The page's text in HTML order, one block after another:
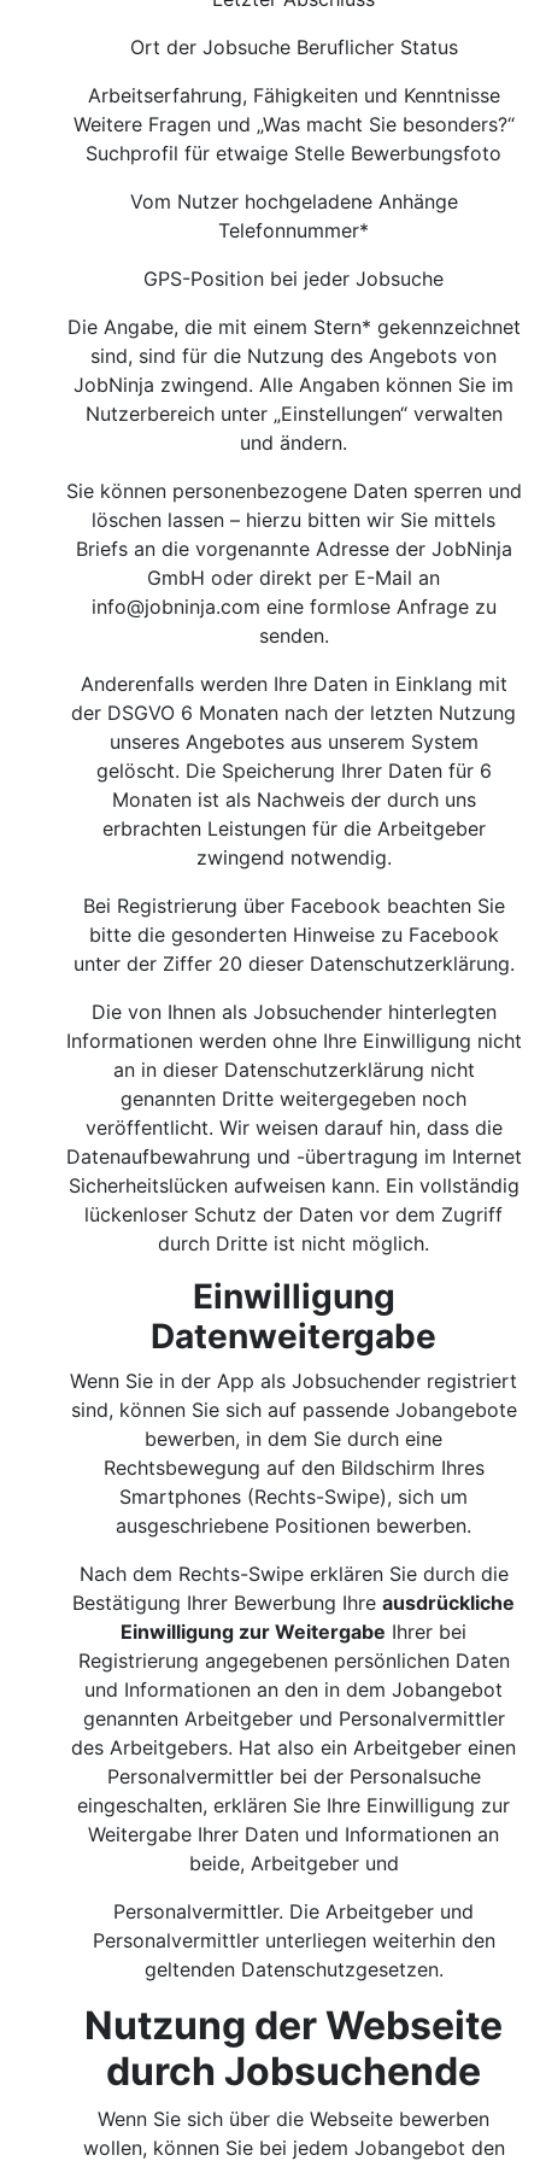
Ort der Jobsuche Beruflicher Status
Arbeitserfahrung, Fähigkeiten und Kenntnisse
Weitere Fragen und „Was macht Sie besonders?“
Suchprofil für etwaige Stelle Bewerbungsfoto
Vom Nutzer hochgeladene Anhänge
Telefonnummer*
GPS-Position bei jeder Jobsuche
Die Angabe, die mit einem Stern* gekennzeichnet
sind, sind für die Nutzung des Angebots von
JobNinja zwingend. Alle Angaben können Sie im
Nutzerbereich unter „Einstellungen“ verwalten
und ändern.
Sie können personenbezogene Daten sperren und
löschen lassen – hierzu bitten wir Sie mittels
Briefs an die vorgenannte Adresse der JobNinja
GmbH oder direkt per E-Mail an
info@jobninja.com eine formlose Anfrage zu
senden.
Anderenfalls werden Ihre Daten in Einklang mit
der DSGVO 6 Monaten nach der letzten Nutzung
unseres Angebotes aus unserem System
gelöscht. Die Speicherung Ihrer Daten für 6
Monaten ist als Nachweis der durch uns
erbrachten Leistungen für die Arbeitgeber
zwingend notwendig.
Bei Registrierung über Facebook beachten Sie
bitte die gesonderten Hinweise zu Facebook
unter der Ziffer 20 dieser Datenschutzerklärung.
Die von Ihnen als Jobsuchender hinterlegten
Informationen werden ohne Ihre Einwilligung nicht
an in dieser Datenschutzerklärung nicht
genannten Dritte weitergegeben noch
veröffentlicht. Wir weisen darauf hin, dass die
Datenaufbewahrung und -übertragung im Internet
Sicherheitslücken aufweisen kann. Ein vollständig
lückenloser Schutz der Daten vor dem Zugriff
durch Dritte ist nicht möglich.
Einwilligung
Datenweitergabe
Wenn Sie in der App als Jobsuchender registriert
sind, können Sie sich auf passende Jobangebote
bewerben, in dem Sie durch eine
Rechtsbewegung auf den Bildschirm Ihres
Smartphones (Rechts-Swipe), sich um
ausgeschriebene Positionen bewerben.
Nach dem Rechts-Swipe erklären Sie durch die
Bestätigung Ihrer Bewerbung Ihreausdrückliche
Einwilligung zur Weitergabe Ihrer bei
Registrierung angegebenen persönlichen Daten
und Informationen an den in dem Jobangebot
genannten Arbeitgeber und Personalvermittler
des Arbeitgebers. Hat also ein Arbeitgeber einen
Personalvermittler bei der Personalsuche
eingeschalten, erklären Sie Ihre Einwilligung zur
Weitergabe Ihrer Daten und Informationen an
beide, Arbeitgeber und
Personalvermittler. Die Arbeitgeber und
Personalvermittler unterliegen weiterhin den
geltenden Datenschutzgesetzen.
Nutzung der Webseite
durch Jobsuchende
Wenn Sie sich über die Webseite bewerben
wollen, können Sie bei jedem Jobangebot den